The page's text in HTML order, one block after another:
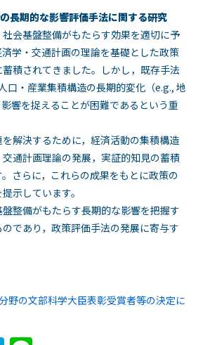
長期的な影響評価手法に関する研究
会基盤整備がもたらす効果を適切に予
学・交通計画の理論を基礎とした政策
積されてきました。しかし，既存手法
口・産業集積構造の長期的変化（e.g., 地
響を捉えることが困難であるという重
解決するために，経済活動の集積構造
通計画理論の発展，実証的知見の蓄積
さらに，これらの成果をもとに政策の
示しています。
整備がもたらす長期的な影響を把握す
であり，政策評価手法の発展に寄与す
野の文部科学大臣表彰受賞者等の決定に